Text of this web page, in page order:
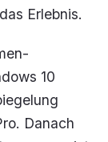
Erlebnis.
10
Danach